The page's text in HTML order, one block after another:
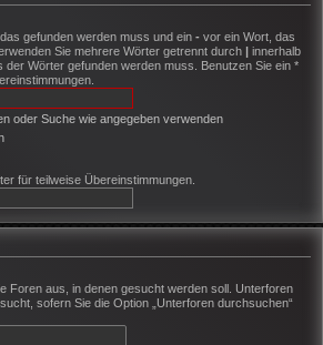
gefunden werden muss und ein - vor ein Wort, das
Sie mehrere Wörter getrennt durch
innerhalb
der Wörter gefunden werden muss. Benutzen Sie ein *
oder Suche wie angegeben verwenden
für teilweise Übereinstimmungen.
Foren aus, in denen gesucht werden soll. Unterforen
sofern Sie die Option „Unterforen durchsuchen“